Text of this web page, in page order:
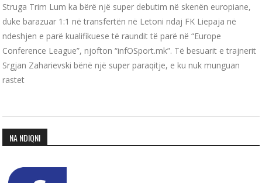
Struga Trim Lum ka bërë një super debutim në skenën europiane,
duke barazuar 1:1 në transfertën në Letoni ndaj FK Liepaja në
ndeshjen e parë kualifikuese të raundit të parë në “Europe
Conference League”, njofton “infOSport.mk”. Të besuarit e trajnerit
Srgjan Zaharievski bënë një super paraqitje, e ku nuk munguan
rastet
NA NDIQNI